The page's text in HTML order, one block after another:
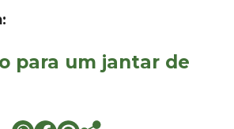
para um jantar de